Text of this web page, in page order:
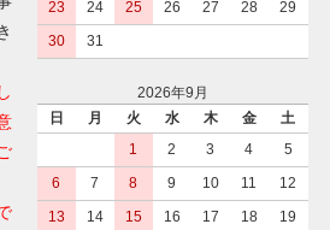
23
24 25 26 27 28
29
30
31
2026年9月
日
月 火 水 木 金
土
1
2 3 4
5
6
7 8 9 10 11
12
13
14 15 16 17 18
19